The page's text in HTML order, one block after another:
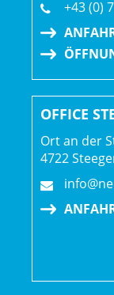
Schaltwerk
Kurbelsatz: FSA
Kassette:
Kette: Shimano
Steuersatz: FSA
+43 (0)
OFFICE
Ort an der
4722